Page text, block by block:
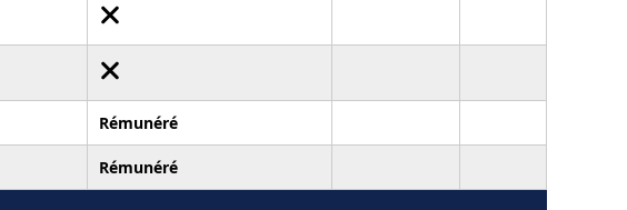
Rémunéré
Rémunéré